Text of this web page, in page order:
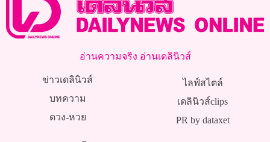
อ่านความจริง อ่านเดลินิวส์
ข่าวเดลินิวส์
บทความ
ดวง-หวย
ไลฟ์สไตล์
เดลินิวส์clips
PR by dataxet